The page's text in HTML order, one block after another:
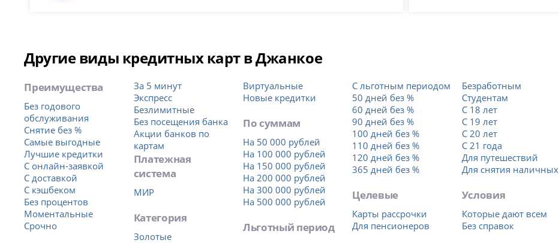
Другие виды кредитных карт в Джанкое
Преимущества
Без годового
обслуживания
Снятие без %
Самые выгодные
Лучшие кредитки
С онлайн-заявкой
С доставкой
С кэшбеком
Без процентов
Моментальные
Срочно
За 5 минут
Экспресс
Безлимитные
Без посещения банка
Акции банков по
картам
Платежная
система
МИР
Категория
Золотые
Виртуальные
Новые кредитки
По суммам
На 50 000 рублей
На 100 000 рублей
На 150 000 рублей
На 200 000 рублей
На 300 000 рублей
На 500 000 рублей
Льготный период
С льготным периодом
50 дней без %
60 дней без %
90 дней без %
100 дней без %
110 дней без %
120 дней без %
365 дней без %
Целевые
Карты рассрочки
Для пенсионеров
Безработным
Студентам
С 18 лет
С 19 лет
С 20 лет
С 21 года
Для путешествий
Для снятия наличных
Условия
Которые дают всем
Без справок